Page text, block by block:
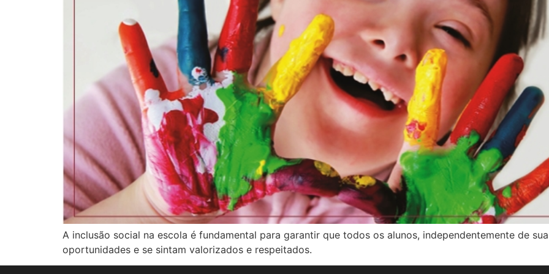
A inclusão social na escola é fundamental para garantir que todos os alunos, independentemente de
oportunidades e se sintam valorizados e respeitados.